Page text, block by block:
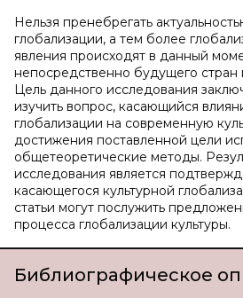
Нельзя пренебрегать
глобализации, а тем более
явления происходят в данный
непосредственно будущего стран
Цель данного исследования
изучить вопрос, касающийся
глобализации на современную
достижения поставленной цели
общетеоретические методы.
исследования является
касающегося культурной
статьи могут послужить
процесса глобализации культуры.
Библиографическое